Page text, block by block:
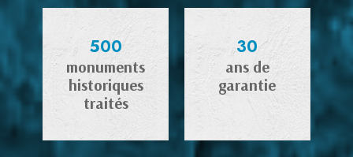
500
monuments
historiques
traités
30
ans de
garantie